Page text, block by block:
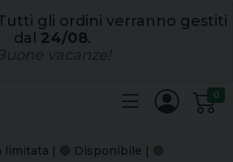
gli ordini verranno gestiti
dal 24/08.
0
limitata | 🔵 Disponibile | 🟢